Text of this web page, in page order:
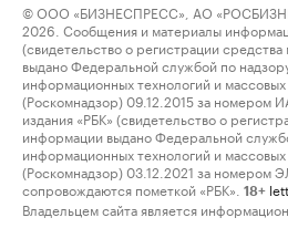
© ООО «БИЗНЕСПРЕСС», АО
2026. Сообщения и материалы
(свидетельство о регистрации
выдано Федеральной службой по
информационных технологий и
(Роскомнадзор) 09.12.2015 за номером
издания «РБК» (свидетельство о
информации выдано Федеральной
информационных технологий и
(Роскомнадзор) 03.12.2021 за номером
сопровождаются пометкой «РБК».
18+
Владельцем сайта является